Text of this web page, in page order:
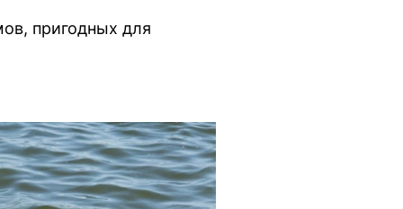
пригодных для